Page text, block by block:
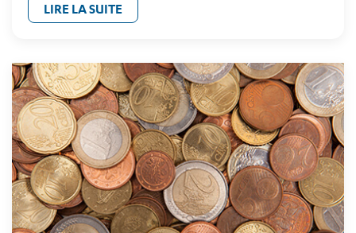
LIRE LA SUITE